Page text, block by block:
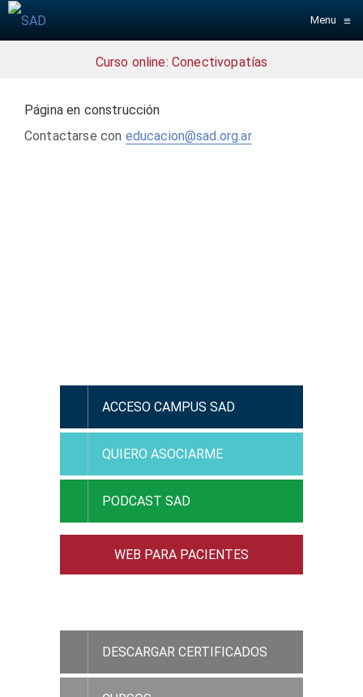
Menu ≡
Curso online: Conectivopatías
Página en construcción
Contactarse con educacion@sad.org.ar
ACCESO CAMPUS SAD
QUIERO ASOCIARME
PODCAST SAD
WEB PARA PACIENTES
DESCARGAR CERTIFICADOS